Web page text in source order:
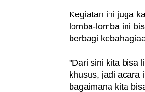
Kegiatan ini juga
lomba-lomba ini
berbagi
"Dari sini kita bisa
khusus, jadi acara
bagaimana kita